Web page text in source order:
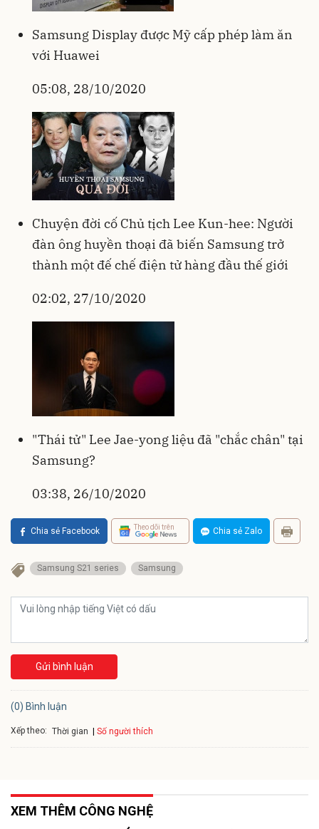
Samsung Display được Mỹ cấp phép làm ăn
với Huawei
05:08, 28/10/2020
Chuyện đời cố Chủ tịch Lee Kun-hee: Người
đàn ông huyền thoại đã biến Samsung trở
thành một đế chế điện tử hàng đầu thế giới
02:02, 27/10/2020
"Thái tử" Lee Jae-yong liệu đã "chắc chân" tại
Samsung?
03:38, 26/10/2020
Chia sẻ Facebook Theo dõi trên Chia sẻ Zalo
Samsung S21 series Samsung
Gửi bình luận
(0) Bình luận
Xếp theo: Thời gian Số người thích
XEM THÊM CÔNG NGHỆ